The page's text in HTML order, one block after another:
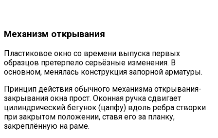
Механизм открывания
Пластиковое окно со времени выпуска первых
образцов претерпело серьёзные изменения. В
основном, менялась конструкция запорной арматуры.
Принцип действия обычного механизма открывания-
закрывания окна прост. Оконная ручка сдвигает
цилиндрический бегунок (цапфу) вдоль ребра створки
при закрытом положении, ставя его за планку,
закреплённую на раме.